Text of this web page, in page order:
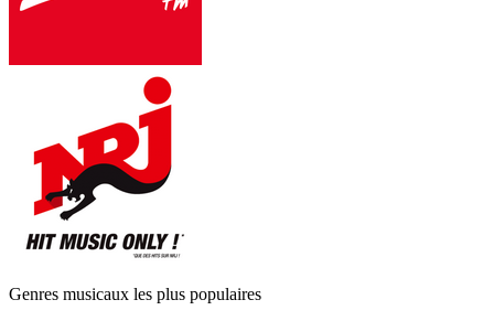
Genres musicaux les plus populaires